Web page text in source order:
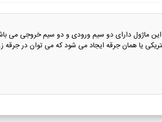
یا همان جرقه ایجاد می شود که می توان در جرقه